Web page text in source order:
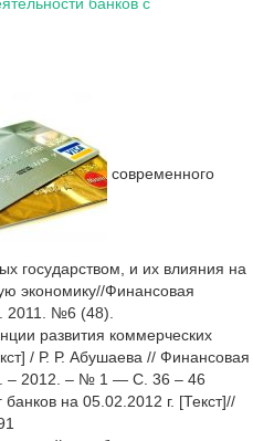
современного
государством, и их влияния на
экономику//Финансовая
2011. №6 (48).
развития коммерческих
/ Р. Р. Абушаева // Финансовая
– 2012. – № 1 — С. 36 – 46
на 05.02.2012 г. [Текст]//